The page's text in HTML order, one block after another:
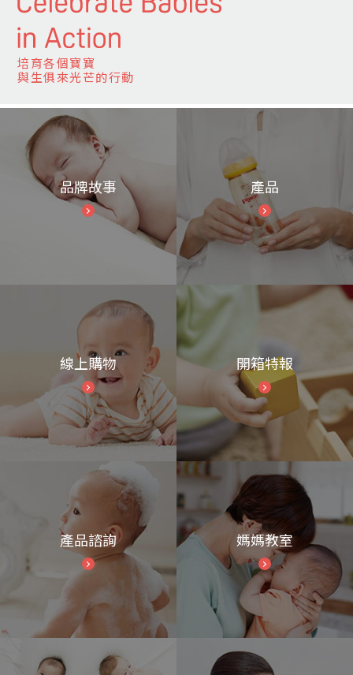
培育各個寶寶
與生俱來光芒的行動
品牌故事 產品
線上購物 開箱特報
產品諮詢 媽媽教室